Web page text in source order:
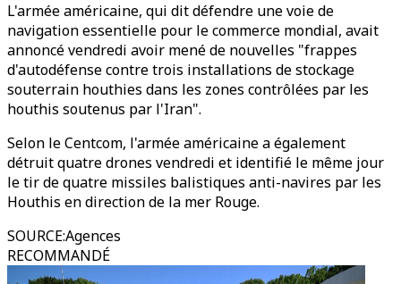
L'armée américaine, qui dit défendre une voie de
navigation essentielle pour le commerce mondial, avait
annoncé vendredi avoir mené de nouvelles "frappes
d'autodéfense contre trois installations de stockage
souterrain houthies dans les zones contrôlées par les
houthis soutenus par l'Iran".
Selon le Centcom, l'armée américaine a également
détruit quatre drones vendredi et identifié le même jour
le tir de quatre missiles balistiques anti-navires par les
Houthis en direction de la mer Rouge.
SOURCE:Agences
RECOMMANDÉ